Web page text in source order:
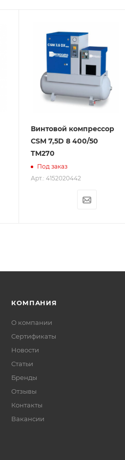
Винтовой компрессор
CSM 7,5D 8 400/50
TM270
Под заказ
Арт.: 4152020442
КОМПАНИЯ
О компании
Сертификаты
Новости
Статьи
Бренды
Отзывы
Контакты
Вакансии